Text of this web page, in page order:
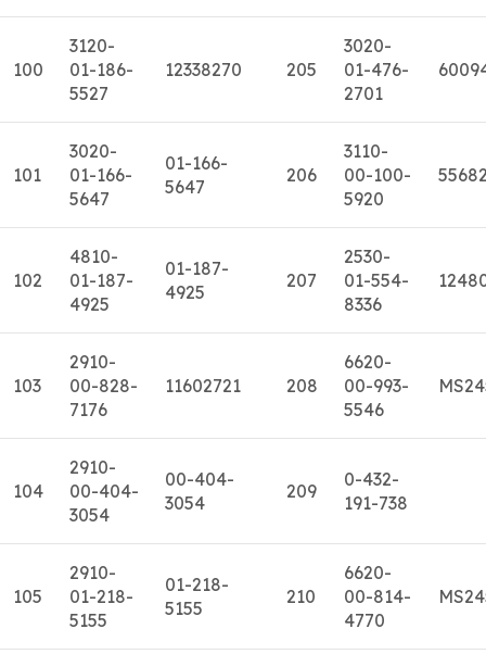
100
3120-
01-186-
5527
12338270 205
3020-
01-476-
2701
101
3020-
01-166-
5647
01-166-
5647
206
3110-
00-100-
5920
102
4810-
01-187-
4925
01-187-
4925
207
2530-
01-554-
8336
103
2910-
00-828-
7176
11602721 208
6620-
00-993-
5546
104
2910-
00-404-
3054
00-404-
3054
209
0-432-
191-738
105
2910-
01-218-
5155
01-218-
5155
210
6620-
00-814-
4770